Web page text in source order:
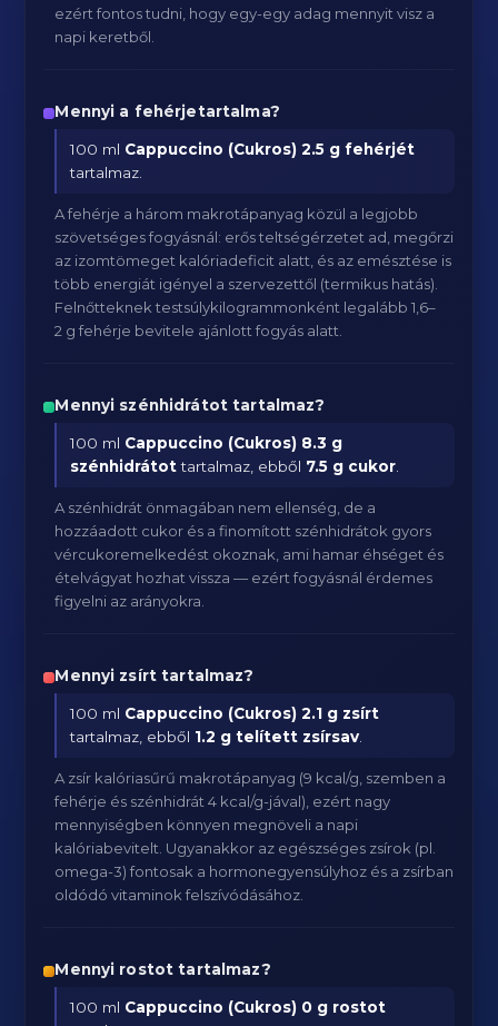
ezért fontos tudni, hogy egy-egy adag mennyit visz a
napi keretből.
Mennyi a fehérjetartalma?
100 ml Cappuccino (Cukros) 2.5 g fehérjét
tartalmaz.
A fehérje a három makrotápanyag közül a legjobb
szövetséges fogyásnál: erős teltségérzetet ad, megőrzi
az izomtömeget kalóriadeficit alatt, és az emésztése is
több energiát igényel a szervezettől (termikus hatás).
Felnőtteknek testsúlykilogrammonként legalább 1,6–
2 g fehérje bevitele ajánlott fogyás alatt.
Mennyi szénhidrátot tartalmaz?
100 ml Cappuccino (Cukros) 8.3 g
szénhidrátottartalmaz, ebből 7.5 g cukor
A szénhidrát önmagában nem ellenség, de a
hozzáadott cukor és a finomított szénhidrátok gyors
vércukoremelkedést okoznak, ami hamar éhséget és
ételvágyat hozhat vissza — ezért fogyásnál érdemes
figyelni az arányokra.
Mennyi zsírt tartalmaz?
100 ml Cappuccino (Cukros) 2.1 g zsírt
tartalmaz, ebből 1.2 g telített zsírsav
A zsír kalóriasűrű makrotápanyag (9 kcal/g, szemben a
fehérje és szénhidrát 4 kcal/g-jával), ezért nagy
mennyiségben könnyen megnöveli a napi
kalóriabevitelt. Ugyanakkor az egészséges zsírok (pl.
omega-3) fontosak a hormonegyensúlyhoz és a zsírban
oldódó vitaminok felszívódásához.
Mennyi rostot tartalmaz?
100 ml Cappuccino (Cukros) 0 g rostot